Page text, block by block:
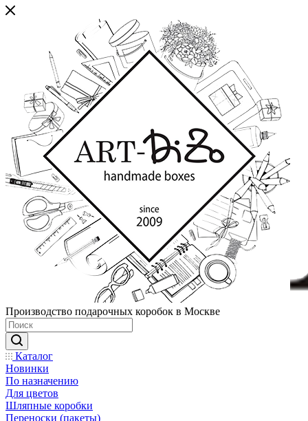
Производство подарочных коробок в Москве
Каталог
Новинки
По назначению
Для цветов
Шляпные коробки
Переноски (пакеты)